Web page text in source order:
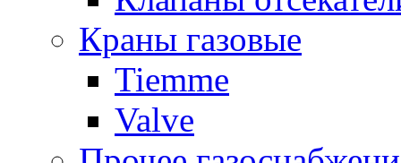
Краны газовые
Tiemme
Valve